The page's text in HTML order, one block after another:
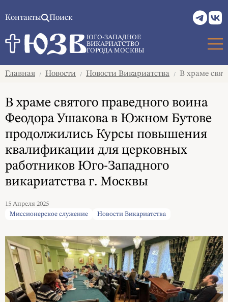
Контакты Поиск
ЮГО-ЗАПАДНОЕ
ВИКАРИАТСТВО
ГОРОДА МОСКВЫ
Главная / Новости / Новости Викариатства / В храме
В храме святого праведного воина
Феодора Ушакова в Южном Бутове
продолжились Курсы повышения
квалификации для церковных
работников Юго-Западного
викариатства г. Москвы
15 Апреля 2025
Миссионерское служение
Новости Викариатства